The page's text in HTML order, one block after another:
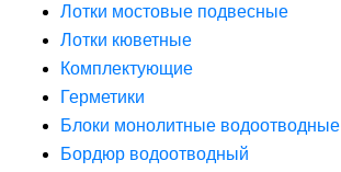
Лотки мостовые подвесные
Лотки кюветные
Комплектующие
Герметики
Блоки монолитные водоотводные
Бордюр водоотводный